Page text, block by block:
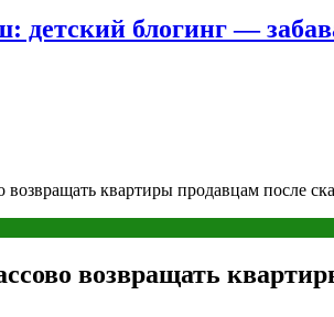
детский блогинг —
возвращать квартиры продавцам после
возвращать